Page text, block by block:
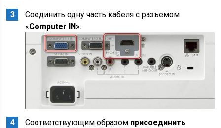
Соединить одну часть кабеля с разъемом
«Computer IN».
Соответствующим образом присоединить